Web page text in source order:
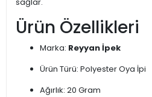
sağlar.
Ürün Özellikleri
Marka: Reyyan İpek
Ürün Türü: Polyester Oya İpi
Ağırlık: 20 Gram